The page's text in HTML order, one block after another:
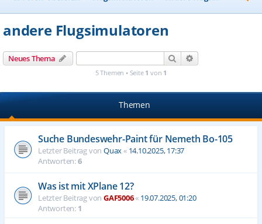
u
andere Flugsimulatoren
Neues Thema Suche
5 Themen • Seite 1 von 1
Themen
Suche Bundeswehr-Paint für Nemeth Bo-105
Letzter Beitrag von Quax« 14.10.2025, 17:37
Antworten:6
Was ist mit XPlane 12?
Letzter Beitrag von GAF5006« 19.07.2025, 01:20
Antworten: 1